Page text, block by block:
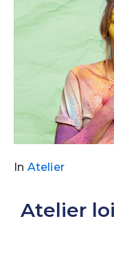
In Atelier
Atelier